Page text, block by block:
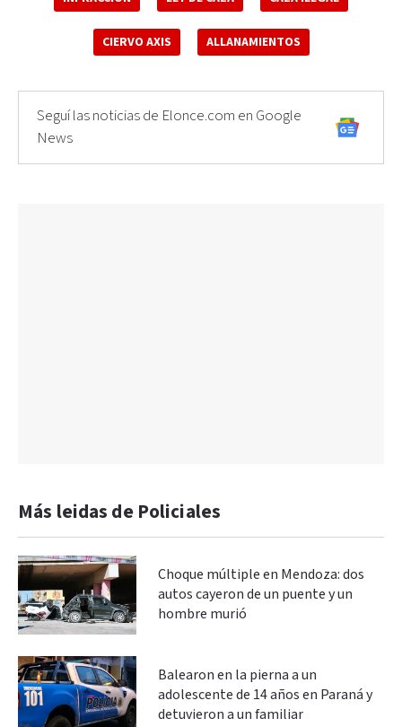
CIERVO AXIS ALLANAMIENTOS
Seguí las noticias de Elonce.com en Google
News
Más leidas de Policiales
Choque múltiple en Mendoza: dos
autos cayeron de un puente y un
hombre murió
Balearon en la pierna a un
adolescente de 14 años en Paraná y
detuvieron a un familiar